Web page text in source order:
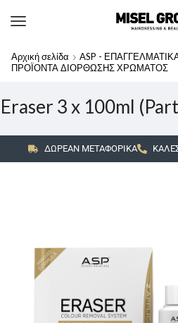
Αρχική σελίδα ASP -
ΠΡΟΪΟΝΤΑ ΔΙΟΡΘΩΣΗΣ ΧΡΩΜΑΤΟΣ
Eraser 3 x 100ml
ΔΩΡΕΑΝ ΜΕΤΑΦΟΡΙΚΑ